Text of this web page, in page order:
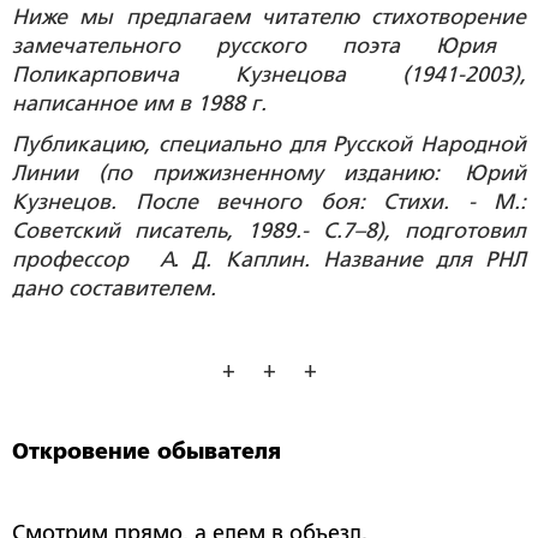
Ниже мы предлагаем читателю стихотворение
замечательного русского поэта Юрия
Поликарповича Кузнецова(1941-2003),
написанное им в 1988г.
Публикацию, специально для Русской Народной
Линии (по прижизненному изданию:
Юрий
Кузнецов. После вечного боя:
Стихи. - М.:
Советский писатель, 1989.- С.7–8), подготовил
профессор А. Д. Каплин.
Название для РНЛ
дано составителем.
+ + +
Откровение обывателя
Смотрим прямо, а едем в объезд.